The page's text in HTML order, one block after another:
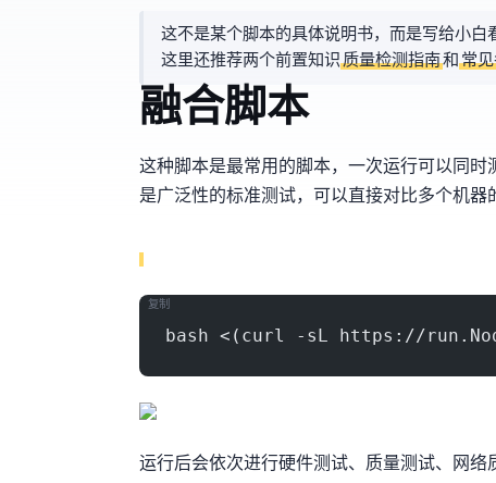
这不是某个脚本的具体说明书，而是写给小白
这里还推荐两个前置知识VPS IP质量检测指南和 常
融合脚本
这种脚本是MJJ最常用的脚本，一次运行可以
是广泛性的标准测试，可以直接对比多个机器
bash <(curl -sL https://
复制
运行后会依次进行 硬件测试、IP质量测试、网